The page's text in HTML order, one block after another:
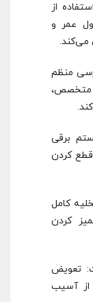
از
عمر و
می‌کند.
منظم
متخصص،
برقی
کردن
کامل
کردن
تعویض
از آسیب